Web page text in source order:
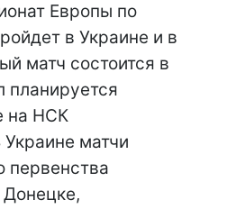
Европы по
в Украине и в
матч состоится в
планируется
на НСК
матчи
первенства